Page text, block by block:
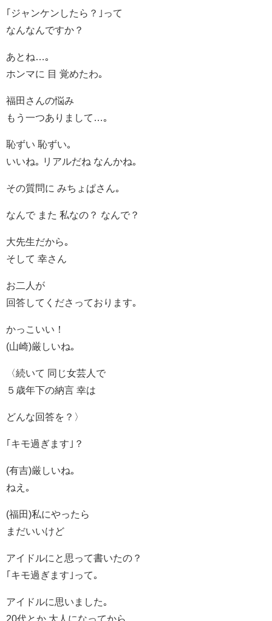
｢ジャンケンしたら？｣って
なんなんですか？
あとね…｡
ホンマに 目 覚めたわ｡
福田さんの悩み
もう一つありまして…｡
恥ずい 恥ずい｡
いいね｡ リアルだね なんかね｡
その質問に みちょぱさん｡
なんで また 私なの？ なんで？
大先生だから｡
そして 幸さん
お二人が
回答してくださっております｡
かっこいい！
(山崎)厳しいね｡
〈続いて 同じ女芸人で
５歳年下の納言 幸は
どんな回答を？〉
｢キモ過ぎます｣？
(有吉)厳しいね｡
ねえ｡
(福田)私にやったら
まだいいけど
アイドルにと思って書いたの？
｢キモ過ぎます｣って｡
アイドルに思いました｡
20代とか 大人になってから